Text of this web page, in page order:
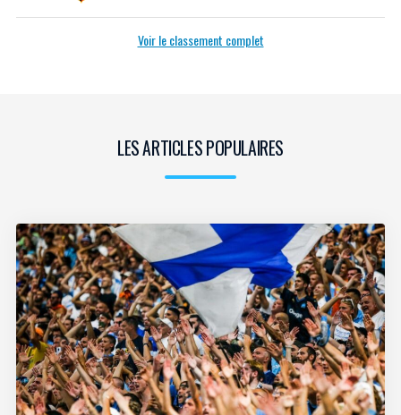
Voir le classement complet
LES ARTICLES POPULAIRES